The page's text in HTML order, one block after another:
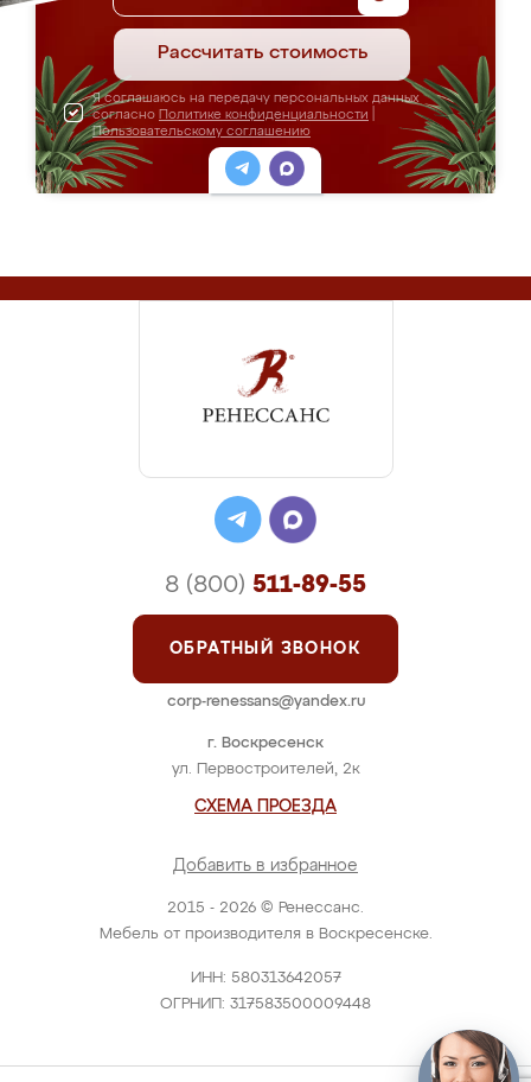
Рассчитать стоимость
Я соглашаюсь на передачу персональных данных
согласно Политике конфиденциальности
Пользовательскому соглашению
2015 - 2026 © Ренессанс.
Мебель от производителя в Воскресенске.
ИНН: 580313642057
ОГРНИП: 317583500009448
г. Воскресенск
ул. Первостроителей, 2к
СХЕМА ПРОЕЗДА
Добавить в избранное
8 (800) 511-89-55
ОБРАТНЫЙ ЗВОНОК
corp-renessans@yandex.ru